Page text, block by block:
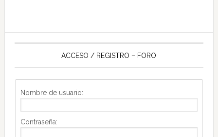
ACCESO / REGISTRO – FORO
Nombre de usuario:
Contraseña: